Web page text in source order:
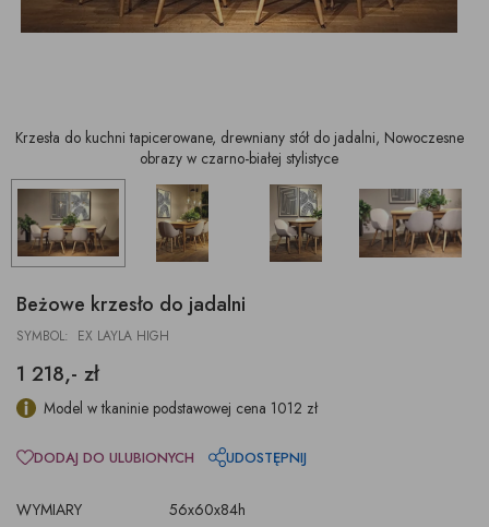
Krzesła do kuchni tapicerowane, drewniany stół do jadalni, Nowoczesne
obrazy w czarno-białej stylistyce
Beżowe krzesło do jadalni
SYMBOL: EX LAYLA HIGH
1 218,- zł
Model w tkaninie podstawowej cena 1012 zł
WYMIARY
56x60x84h
DODAJ DO ULUBIONYCH UDOSTĘPNIJ